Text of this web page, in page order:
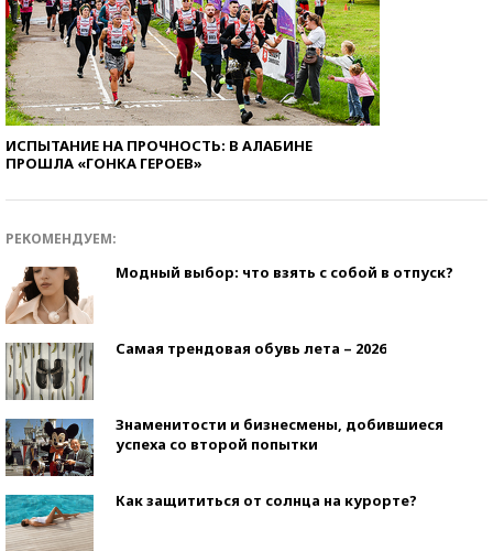
ИСПЫТАНИЕ НА ПРОЧНОСТЬ: В АЛАБИНЕ
ПРОШЛА «ГОНКА ГЕРОЕВ»
РЕКОМЕНДУЕМ:
Модный выбор: что взять с собой в отпуск?
Самая трендовая обувь лета – 2026
Знаменитости и бизнесмены, добившиеся
успеха со второй попытки
Как защититься от солнца на курорте?